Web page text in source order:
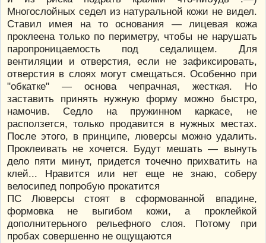
Многослойных седел из натуральной кожи не видел.
Ставил имея на то основания — лицевая кожа
проклеена только по периметру, чтобы не нарушать
паропроницаемость под седалищем. Для
вентиляции и отверстия, если не зафиксировать,
отверстия в слоях могут смещаться. Особенно при
"обкатке" — основа чепрачная, жесткая. Но
заставить принять нужную форму можно быстро,
намочив. Седло на пружинном каркасе, не
расползется, только продавится в нужных местах.
После этого, в принципе, люверсы можно удалить.
Проклеивать не хочется. Будут мешать — вынуть
дело пяти минут, придется точечно прихватить на
клей... Нравится или нет еще не знаю, соберу
велосипед попробую прокатится
ПС Люверсы стоят в сформованной впадине,
формовка не выгибом кожи, а проклейкой
дополнитерьного рельефного слоя. Потому при
пробах совершенно не ощущаются